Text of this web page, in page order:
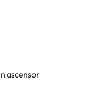
ascensor